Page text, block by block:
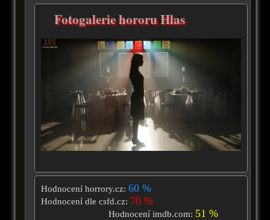
Fotogalerie hororu Hlas
Hodnocení horrory.cz: 60 %
Hodnocení dle csfd.cz: 70 %
Hodnocení imdb.com: 51 %